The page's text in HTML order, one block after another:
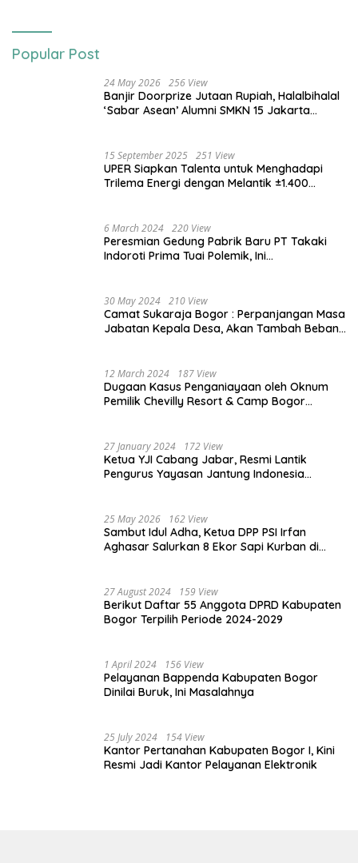
Popular Post
24 May 2026 256 View
Banjir Doorprize Jutaan Rupiah, Halalbihalal
‘Sabar Asean’ Alumni SMKN 15 Jakarta
15 September 2025 251 View
UPER Siapkan Talenta untuk Menghadapi
Trilema Energi dengan Melantik ±1.400
6 March 2024 220 View
Peresmian Gedung Pabrik Baru PT Takaki
Indoroti Prima Tuai Polemik, Ini
30 May 2024 210 View
Camat Sukaraja Bogor : Perpanjangan Masa
Jabatan Kepala Desa, Akan Tambah Beban
12 March 2024 187 View
Dugaan Kasus Penganiayaan oleh Oknum
Pemilik Chevilly Resort & Camp Bogor
27 January 2024 172 View
Ketua YJI Cabang Jabar, Resmi Lantik
Pengurus Yayasan Jantung Indonesia
25 May 2026 162 View
Sambut Idul Adha, Ketua DPP PSI Irfan
Aghasar Salurkan 8 Ekor Sapi Kurban di
27 August 2024 159 View
Berikut Daftar 55 Anggota DPRD Kabupaten
Bogor Terpilih Periode 2024-2029
1 April 2024 156 View
Pelayanan Bappenda Kabupaten Bogor
Dinilai Buruk, Ini Masalahnya
25 July 2024 154 View
Kantor Pertanahan Kabupaten Bogor I, Kini
Resmi Jadi Kantor Pelayanan Elektronik